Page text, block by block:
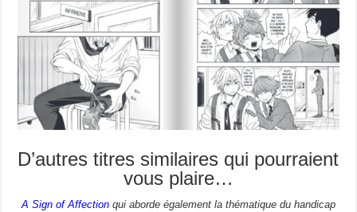
D’autres titres similaires qui pourraient
vous plaire…
A Sign of Affectionqui aborde également la thématique du handicap